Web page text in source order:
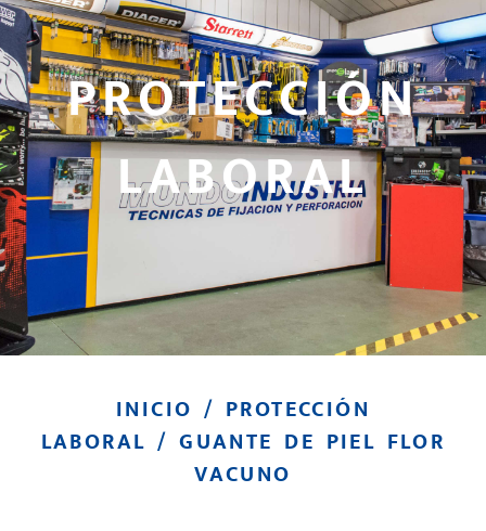
PROTECCIÓN
LABORAL
INICIO / PROTECCIÓN
LABORAL / GUANTE DE PIEL FLOR
VACUNO